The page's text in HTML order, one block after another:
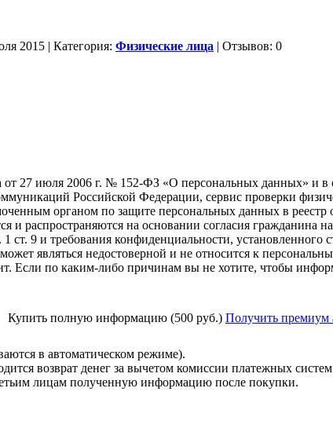
2015 | Категория: Физические лица | Отзывов: 0
от 27 июля 2006 г. № 152-ФЗ «О персональных данных» и
Российской Федерации, сервис проверки
органом по защите персональных данных в реестр
и распространяются на основании согласия гражданина
1 ст. 9 и требования конфиденциальности,
являться недостоверной и не относится к
Если по каким-либо причинам вы не хотите, чтобы
Купить полную информацию (500 руб.) Получить премиум
в автоматическом режиме).
возврат денег за вычетом комиссии платежных
лицам полученную информацию после покупки.